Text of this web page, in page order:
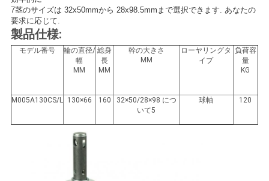
な
さ
い
引
7茎のサイズは 32x50mmから 28x98.5mmまで選択できます. あなたの
要求に応じて.
製品仕様:
モデル番号
輪の直径/
幅
MM
総身
長
MM
幹の大きさ
MM
ローヤリングタ
イプ
負荷容
量
KG
M005A130CS/L 130×66 160
32×50/28×98 につ
いて5
球軸 120